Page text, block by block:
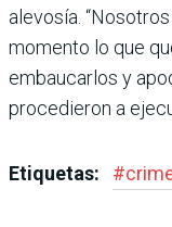
alevosía.
momento lo que
embaucarlos y
procedieron a
Etiquetas: #